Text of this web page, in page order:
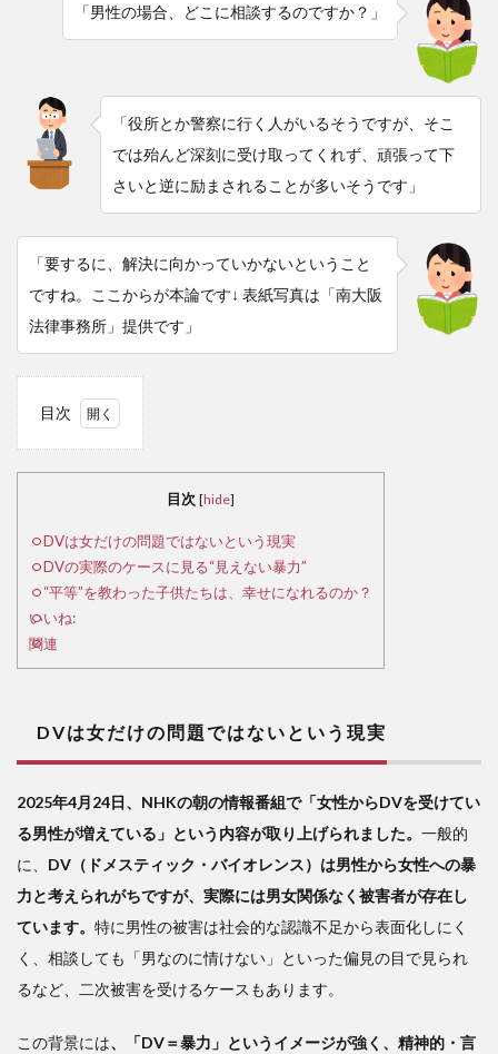
「男性の場合、どこに相談するのですか？」
「役所とか警察に行く人がいるそうですが、そこ
では殆んど深刻に受け取ってくれず、頑張って下
さいと逆に励まされることが多いそうです」
「要するに、解決に向かっていかないということ
ですね。ここからが本論です↓ 表紙写真は「南大阪
法律事務所」提供です」
目次
だけ
の問
題で
いと
いう
DV
の実
ケー
スに
見
えな
い暴
力”
3
等”を
目次 [hide]
DVは女だけの問題ではないという現実
DVの実際のケースに見る“見えない暴力”
“平等”を教わった子供たちは、幸せになれるのか？
いいね:
関連
DVは女だけの問題ではないという現実
2025年4月24日、NHKの朝の情報番組で「女性からDVを受けてい
る男性が増えている」という内容が取り上げられました。 一般的
に、 DV（ドメスティック・バイオレンス）は男性から女性への暴
力と考えられがちですが、実際には男女関係なく被害者が存在し
ています。 特に男性の被害は社会的な認識不足から表面化しにく
く、相談しても「男なのに情けない」といった偏見の目で見られ
るなど、二次被害を受けるケースもあります。
この背景には、「DV＝暴力」というイメージが強く、精神的・言